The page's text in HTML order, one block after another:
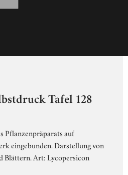
Tafel 128
Pflanzenpräparats auf
eingebunden. Darstellung von
Blättern. Art: Lycopersicon